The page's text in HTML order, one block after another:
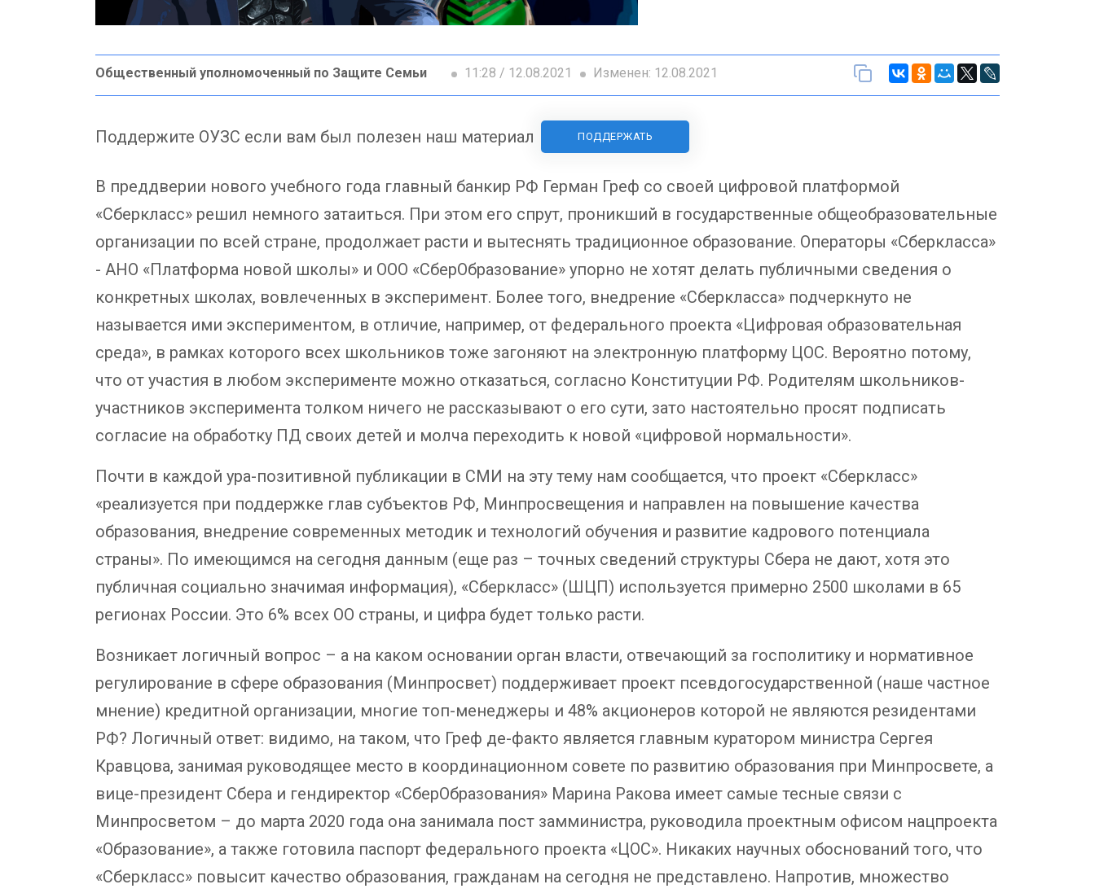
Общественный уполномоченный по Защите Семьи 11:28 / 12.08.2021 Изменен: 12.08.2021
Поддержите ОУЗС если вам был полезен наш материал ПОДДЕРЖАТЬ
В преддверии нового учебного года главный банкир РФ Герман Греф со своей цифровой платформой
«Сберкласс» решил немного затаиться. При этом его спрут, проникший в государственные общеобразовательные
организации по всей стране, продолжает расти и вытеснять традиционное образование. Операторы «Сберкласса»
- АНО «Платформа новой школы» и ООО «СберОбразование» упорно не хотят делать публичными сведения о
конкретных школах, вовлеченных в эксперимент. Более того, внедрение «Сберкласса» подчеркнуто не
называется ими экспериментом, в отличие, например, от федерального проекта «Цифровая образовательная
среда», в рамках которого всех школьников тоже загоняют на электронную платформу ЦОС. Вероятно потому,
что от участия в любом эксперименте можно отказаться, согласно Конституции РФ. Родителям школьников-
участников эксперимента толком ничего не рассказывают о его сути, зато настоятельно просят подписать
согласие на обработку ПД своих детей и молча переходить к новой «цифровой нормальности».
Почти в каждой ура-позитивной публикации в СМИ на эту тему нам сообщается, что проект «Сберкласс»
«реализуется при поддержке глав субъектов РФ, Минпросвещения и направлен на повышение качества
образования, внедрение современных методик и технологий обучения и развитие кадрового потенциала
страны». По имеющимся на сегодня данным (еще раз – точных сведений структуры Сбера не дают, хотя это
публичная социально значимая информация), «Сберкласс» (ШЦП) используется примерно 2500 школами в 65
регионах России. Это 6% всех ОО страны, и цифра будет только расти.
Возникает логичный вопрос – а на каком основании орган власти, отвечающий за госполитику и нормативное
регулирование в сфере образования (Минпросвет) поддерживает проект псевдогосударственной (наше частное
мнение) кредитной организации, многие топ-менеджеры и 48% акционеров которой не являются резидентами
РФ? Логичный ответ: видимо, на таком, что Греф де-факто является главным куратором министра Сергея
Кравцова, занимая руководящее место в координационном совете по развитию образования при Минпросвете, а
вице-президент Сбера и гендиректор «СберОбразования» Марина Ракова имеет самые тесные связи с
Минпросветом – до марта 2020 года она занимала пост замминистра, руководила проектным офисом нацпроекта
«Образование», а также готовила паспорт федерального проекта «ЦОС». Никаких научных обоснований того, что
«Сберкласс» повысит качество образования, гражданам на сегодня не представлено. Напротив, множество